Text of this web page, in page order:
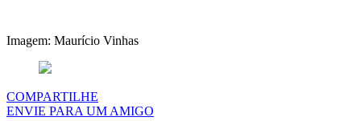
Imagem: Maurício Vinhas
COMPARTILHE
ENVIE PARA UM AMIGO